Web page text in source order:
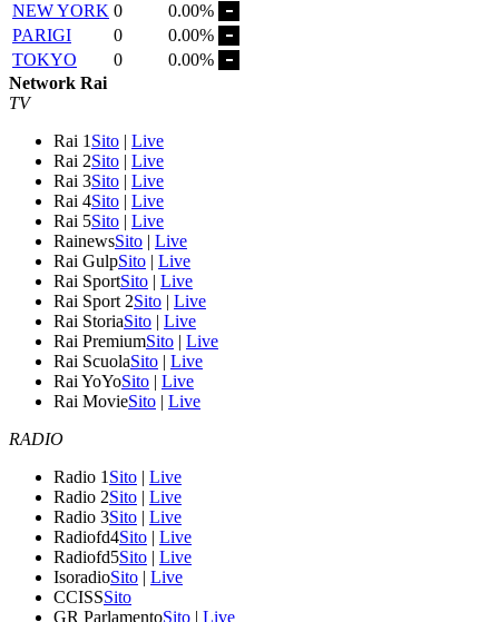
NEW YORK 0
0.00%
PARIGI
0
0.00%
TOKYO
0
0.00%
Network Rai
TV
Rai 1 Sito | Live
Rai 2Sito | Live
Rai 3Sito | Live
Rai 4Sito | Live
Rai 5Sito | Live
RainewsSito | Live
Rai GulpSito | Live
Rai SportSito | Live
Rai Sport 2Sito | Live
Rai StoriaSito | Live
Rai PremiumSito | Live
Rai ScuolaSito | Live
Rai YoYoSito | Live
Rai MovieSito | Live
RADIO
Radio 1 Sito | Live
Radio 2Sito | Live
Radio 3Sito | Live
Radiofd4Sito | Live
Radiofd5Sito | Live
IsoradioSito | Live
CCISSSito
GR ParlamentoSito | Live